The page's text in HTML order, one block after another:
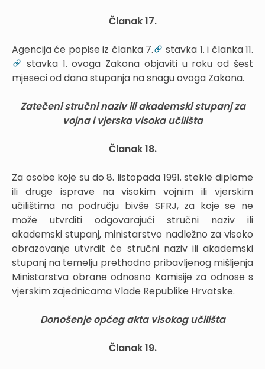
Članak 17.
Agencija će popise iz članka 7.
stavka 1. i članka 11.
stavka 1. ovoga Zakona objaviti u roku od šest
mjeseci od dana stupanja na snagu ovoga Zakona.
Zatečeni stručni naziv ili akademski stupanj za
vojna i vjerska visoka učilišta
Članak 18.
Za osobe koje su do 8. listopada 1991. stekle diplome
ili druge isprave na visokim vojnim ili vjerskim
učilištima na području bivše SFRJ, za koje se ne
može utvrditi odgovarajući stručni naziv ili
akademski stupanj, ministarstvo nadležno za visoko
obrazovanje utvrdit će stručni naziv ili akademski
stupanj na temelju prethodno pribavljenog mišljenja
Ministarstva obrane odnosno Komisije za odnose s
vjerskim zajednicama Vlade Republike Hrvatske.
Donošenje općeg akta visokog učilišta
Članak 19.